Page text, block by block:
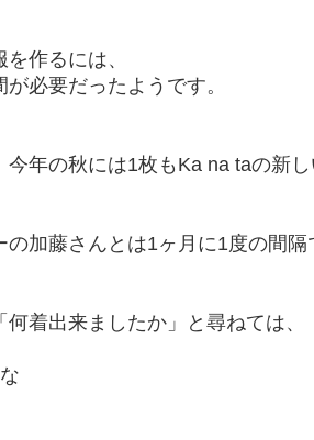
作るには、
が必要だったようです。
今年の秋には1枚もKa na taの新
の加藤さんとは1ヶ月に1度の間
何着出来ましたか」と尋ねては、